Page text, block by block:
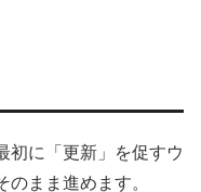
初に「更新」を促すウ
まま進めます。